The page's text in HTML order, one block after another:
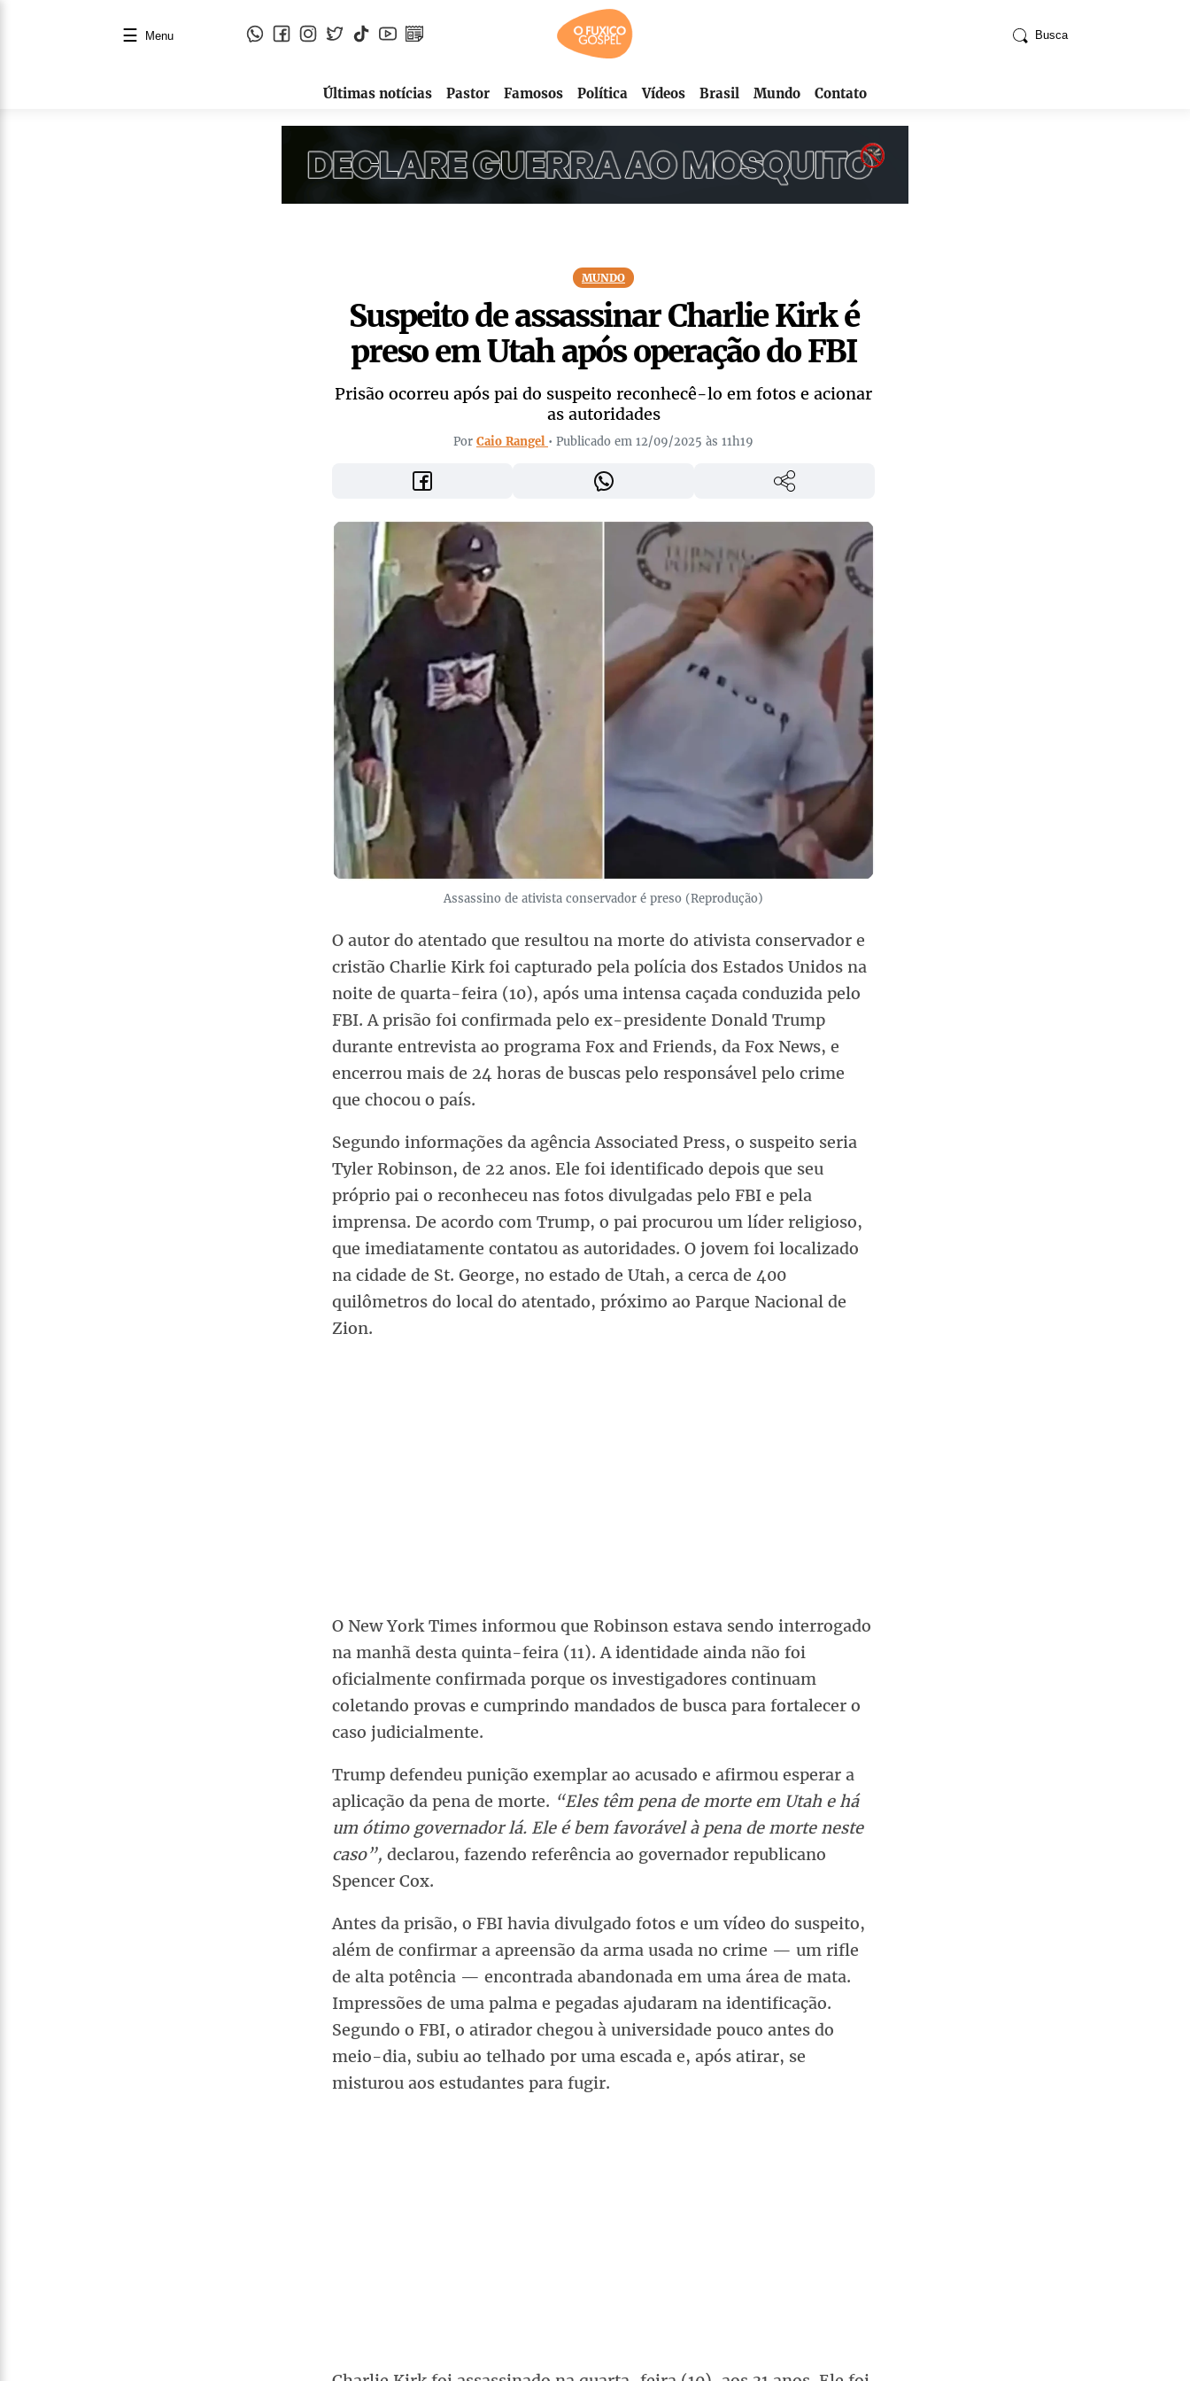
☰ Menu Busca
Últimas notícias Pastor Famosos Política Vídeos Brasil Mundo Contato
MUNDO
Suspeito de assassinar Charlie Kirk é
preso em Utah após operação do FBI
Prisão ocorreu após pai do suspeito reconhecê-lo em fotos e acionar
as autoridades
Por Caio Rangel • Publicado em 12/09/2025 às 11h19
Assassino de ativista conservador é preso (Reprodução)
O autor do atentado que resultou na morte do ativista conservador e
cristão Charlie Kirk foi capturado pela polícia dos Estados Unidos na
noite de quarta-feira (10), após uma intensa caçada conduzida pelo
FBI. A prisão foi confirmada pelo ex-presidente Donald Trump
durante entrevista ao programa Fox and Friends, da Fox News, e
encerrou mais de 24 horas de buscas pelo responsável pelo crime
que chocou o país.
Segundo informações da agência Associated Press, o suspeito seria
Tyler Robinson, de 22 anos. Ele foi identificado depois que seu
próprio pai o reconheceu nas fotos divulgadas pelo FBI e pela
imprensa. De acordo com Trump, o pai procurou um líder religioso,
que imediatamente contatou as autoridades. O jovem foi localizado
na cidade de St. George, no estado de Utah, a cerca de 400
quilômetros do local do atentado, próximo ao Parque Nacional de
Zion.
O New York Times informou que Robinson estava sendo interrogado
na manhã desta quinta-feira (11). A identidade ainda não foi
oficialmente confirmada porque os investigadores continuam
coletando provas e cumprindo mandados de busca para fortalecer o
caso judicialmente.
Trump defendeu punição exemplar ao acusado e afirmou esperar a
aplicação da pena de morte. “Eles têm pena de morte em Utah e há
um ótimo governador lá. Ele é bem favorável à pena de morte neste
caso”, declarou, fazendo referência ao governador republicano
Spencer Cox.
Antes da prisão, o FBI havia divulgado fotos e um vídeo do suspeito,
além de confirmar a apreensão da arma usada no crime — um rifle
de alta potência — encontrada abandonada em uma área de mata.
Impressões de uma palma e pegadas ajudaram na identificação.
Segundo o FBI, o atirador chegou à universidade pouco antes do
meio-dia, subiu ao telhado por uma escada e, após atirar, se
misturou aos estudantes para fugir.